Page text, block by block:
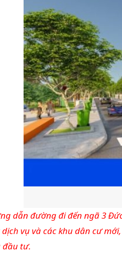
dẫn đường đi đến ngã 3
vụ và các khu dân cư
đầu tư.